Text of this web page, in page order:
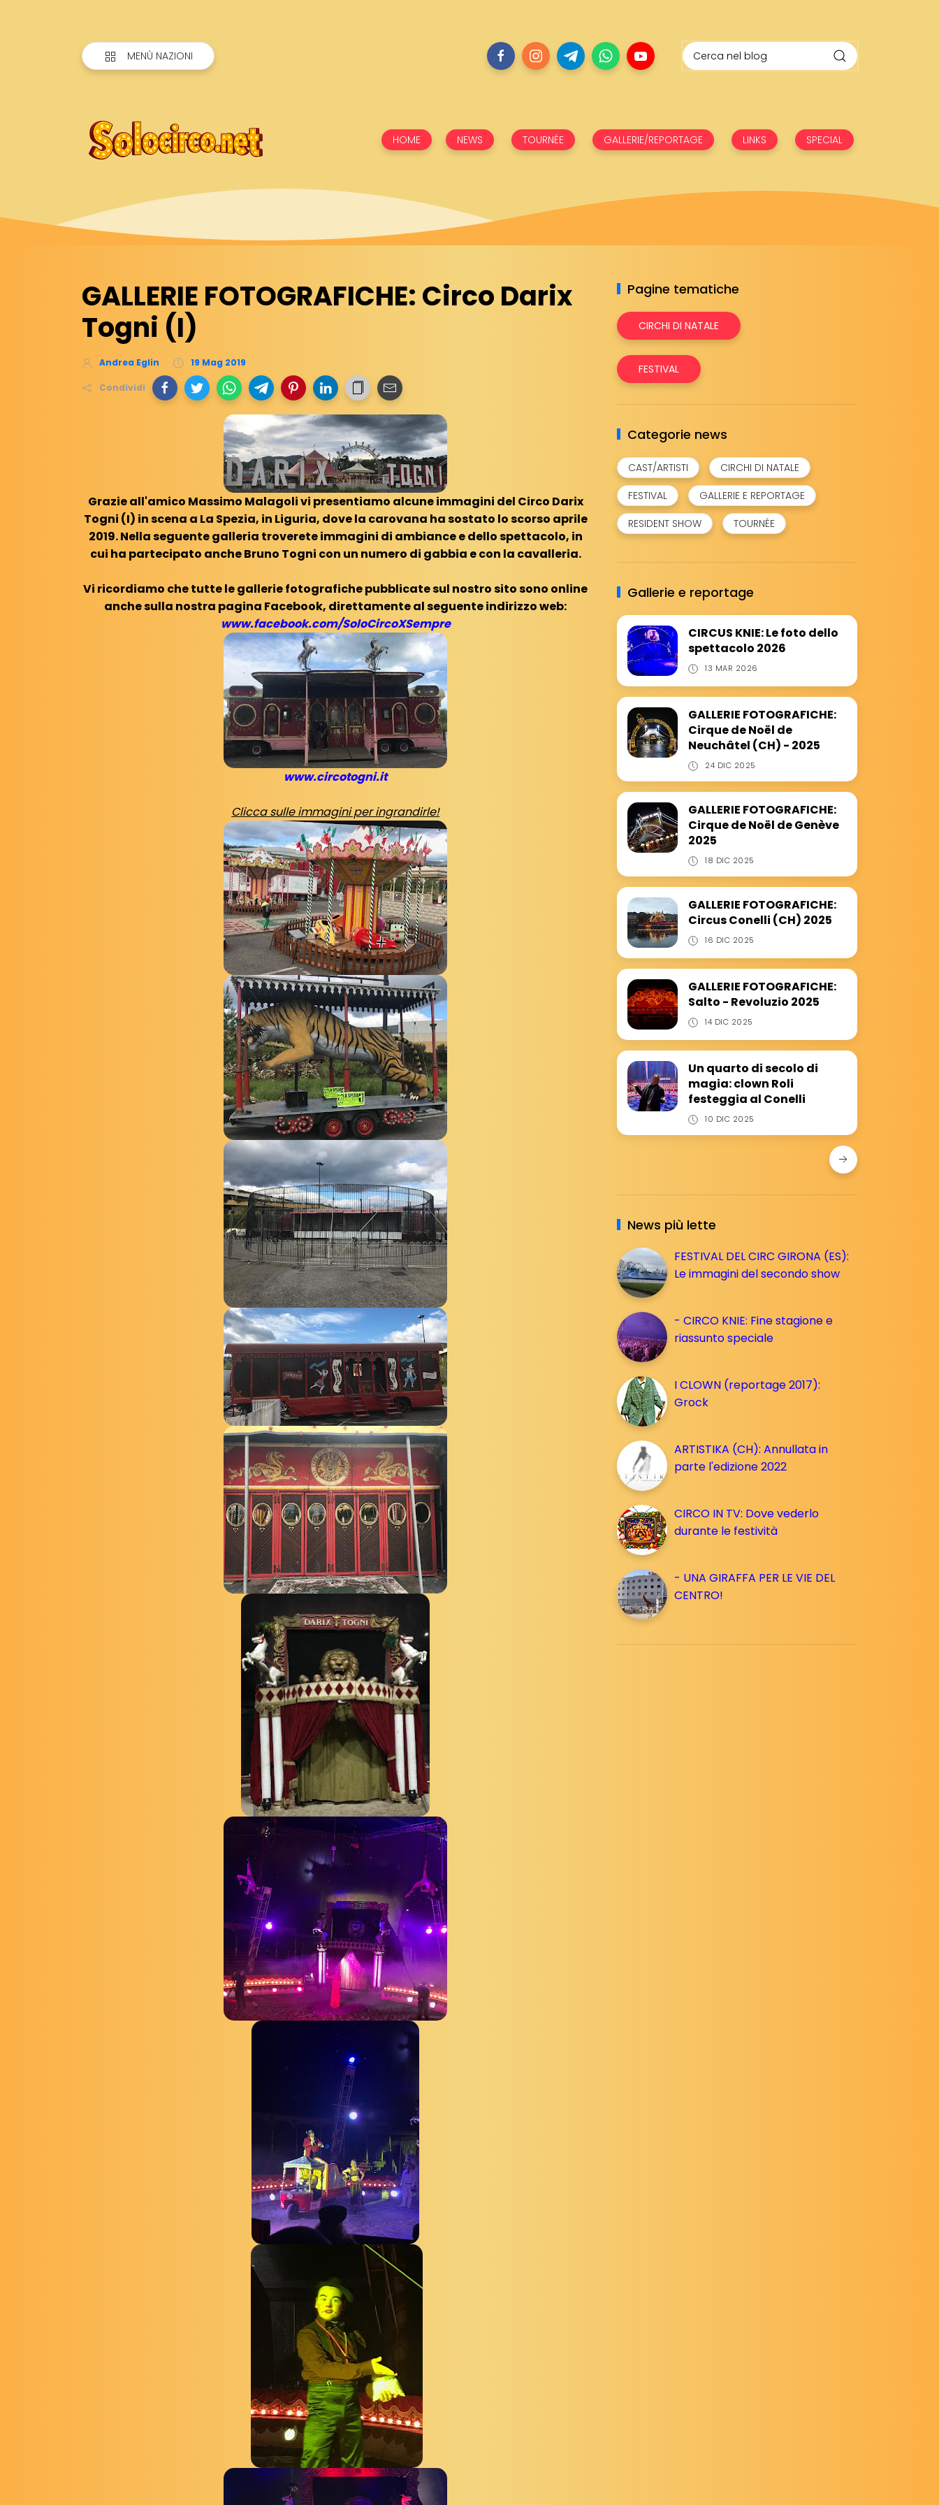
MENÙ NAZIONI
HOME NEWS TOURNÉE GALLERIE/REPORTAGE LINKS SPECIAL
GALLERIE FOTOGRAFICHE: Circo Darix
Togni (I)
Andrea Eglin 19 Mag 2019
Condividi
Grazie all'amico Massimo Malagoli vi presentiamo alcune immagini del Circo Darix
Togni (I) in scena a La Spezia, in Liguria, dove la carovana ha sostato lo scorso aprile
2019. Nella seguente galleria troverete immagini di ambiance e dello spettacolo, in
cui ha partecipato anche Bruno Togni con un numero di gabbia e con la cavalleria.
Vi ricordiamo che tutte le gallerie fotografiche pubblicate sul nostro sito sono online
anche sulla nostra pagina Facebook, direttamente al seguente indirizzo web:
www.facebook.com/SoloCircoXSempre
www.circotogni.it
Clicca sulle immagini per ingrandirle!
Pagine tematiche
CIRCHI DI NATALE
FESTIVAL
Categorie news
CAST/ARTISTI
CIRCHI DI NATALE
FESTIVAL
GALLERIE E REPORTAGE
RESIDENT SHOW
TOURNÉE
Gallerie e reportage
CIRCUS KNIE: Le foto dello
spettacolo 2026
13 MAR 2026
GALLERIE FOTOGRAFICHE:
Cirque de Noël de
Neuchâtel (CH) - 2025
24 DIC 2025
GALLERIE FOTOGRAFICHE:
Cirque de Noël de Genève
2025
18 DIC 2025
GALLERIE FOTOGRAFICHE:
Circus Conelli (CH) 2025
16 DIC 2025
GALLERIE FOTOGRAFICHE:
Salto - Revoluzio 2025
14 DIC 2025
Un quarto di secolo di
magia: clown Roli
festeggia al Conelli
10 DIC 2025
News più lette
FESTIVAL DEL CIRC GIRONA (ES):
Le immagini del secondo show
- CIRCO KNIE: Fine stagione e
riassunto speciale
I CLOWN (reportage 2017):
Grock
ARTISTIKA (CH): Annullata in
parte l'edizione 2022
CIRCO IN TV: Dove vederlo
durante le festività
- UNA GIRAFFA PER LE VIE DEL
CENTRO!